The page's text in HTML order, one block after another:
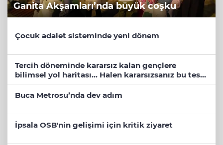
Ganita Akşamları’nda büyük coşku
Çocuk adalet sisteminde yeni dönem
Tercih döneminde kararsız kalan gençlere
bilimsel yol haritası... Halen kararsızsanız bu testi
çözün!
Buca Metrosu’nda dev adım
İpsala OSB'nin gelişimi için kritik ziyaret